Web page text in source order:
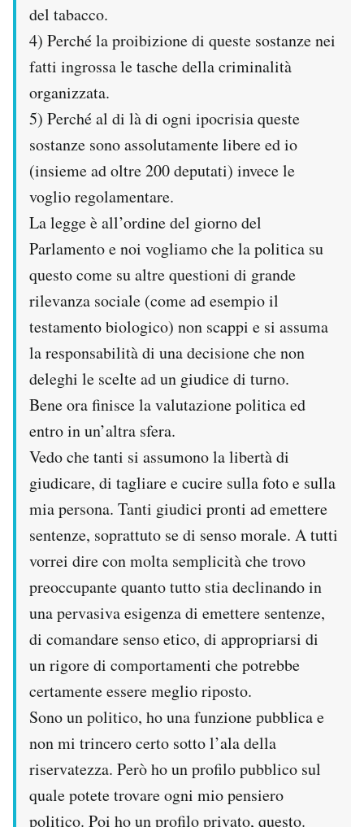
del tabacco.
4) Perché la proibizione di queste sostanze nei
fatti ingrossa le tasche della criminalità
organizzata.
5) Perché al di là di ogni ipocrisia queste
sostanze sono assolutamente libere ed io
(insieme ad oltre 200 deputati) invece le
voglio regolamentare.
La legge è all’ordine del giorno del
Parlamento e noi vogliamo che la politica su
questo come su altre questioni di grande
rilevanza sociale (come ad esempio il
testamento biologico) non scappi e si assuma
la responsabilità di una decisione che non
deleghi le scelte ad un giudice di turno.
Bene ora finisce la valutazione politica ed
entro in un’altra sfera.
Vedo che tanti si assumono la libertà di
giudicare, di tagliare e cucire sulla foto e sulla
mia persona. Tanti giudici pronti ad emettere
sentenze, soprattuto se di senso morale. A tutti
vorrei dire con molta semplicità che trovo
preoccupante quanto tutto stia declinando in
una pervasiva esigenza di emettere sentenze,
di comandare senso etico, di appropriarsi di
un rigore di comportamenti che potrebbe
certamente essere meglio riposto.
Sono un politico, ho una funzione pubblica e
non mi trincero certo sotto l’ala della
riservatezza. Però ho un profilo pubblico sul
quale potete trovare ogni mio pensiero
politico. Poi ho un profilo privato, questo.